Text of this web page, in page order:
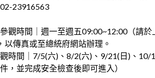
23916563
觀時間｜週一至週五09:00~12:00（請
以傳真或至總統府網站辦理。
時間｜7/5(六)、8/2(六)、9/21(日)、
，並完成安全檢查後即可進入）